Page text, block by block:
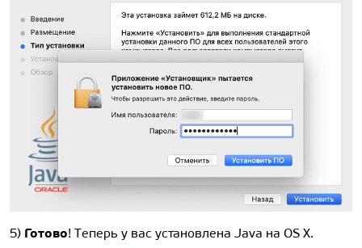
5) Готово! Теперь у вас установлена Java на OS X.